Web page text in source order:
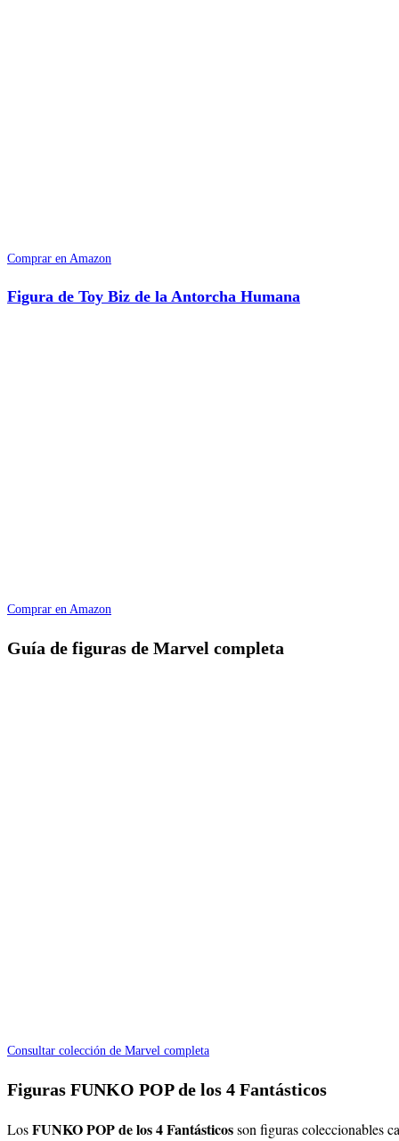
Comprar en Amazon
Figura de Toy Biz de la Antorcha Humana
Comprar en Amazon
Guía de figuras de Marvel completa
Consultar colección de Marvel completa
Figuras FUNKO POP de los 4 Fantásticos
LosFUNKO POP de los 4 Fantásticosson figuras coleccionables